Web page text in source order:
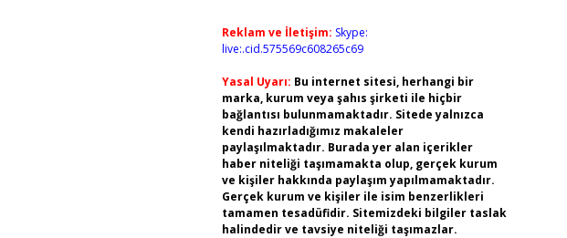
Reklam ve İletişim: Skype:
live:.cid.575569c608265c69
Yasal Uyarı: Bu internet sitesi, herhangi bir
marka, kurum veya şahıs şirketi ile hiçbir
bağlantısı bulunmamaktadır. Sitede yalnızca
kendi hazırladığımız makaleler
paylaşılmaktadır. Burada yer alan içerikler
haber niteliği taşımamakta olup, gerçek kurum
ve kişiler hakkında paylaşım yapılmamaktadır.
Gerçek kurum ve kişiler ile isim benzerlikleri
tamamen tesadüfidir. Sitemizdeki bilgiler taslak
halindedir ve tavsiye niteliği taşımazlar.